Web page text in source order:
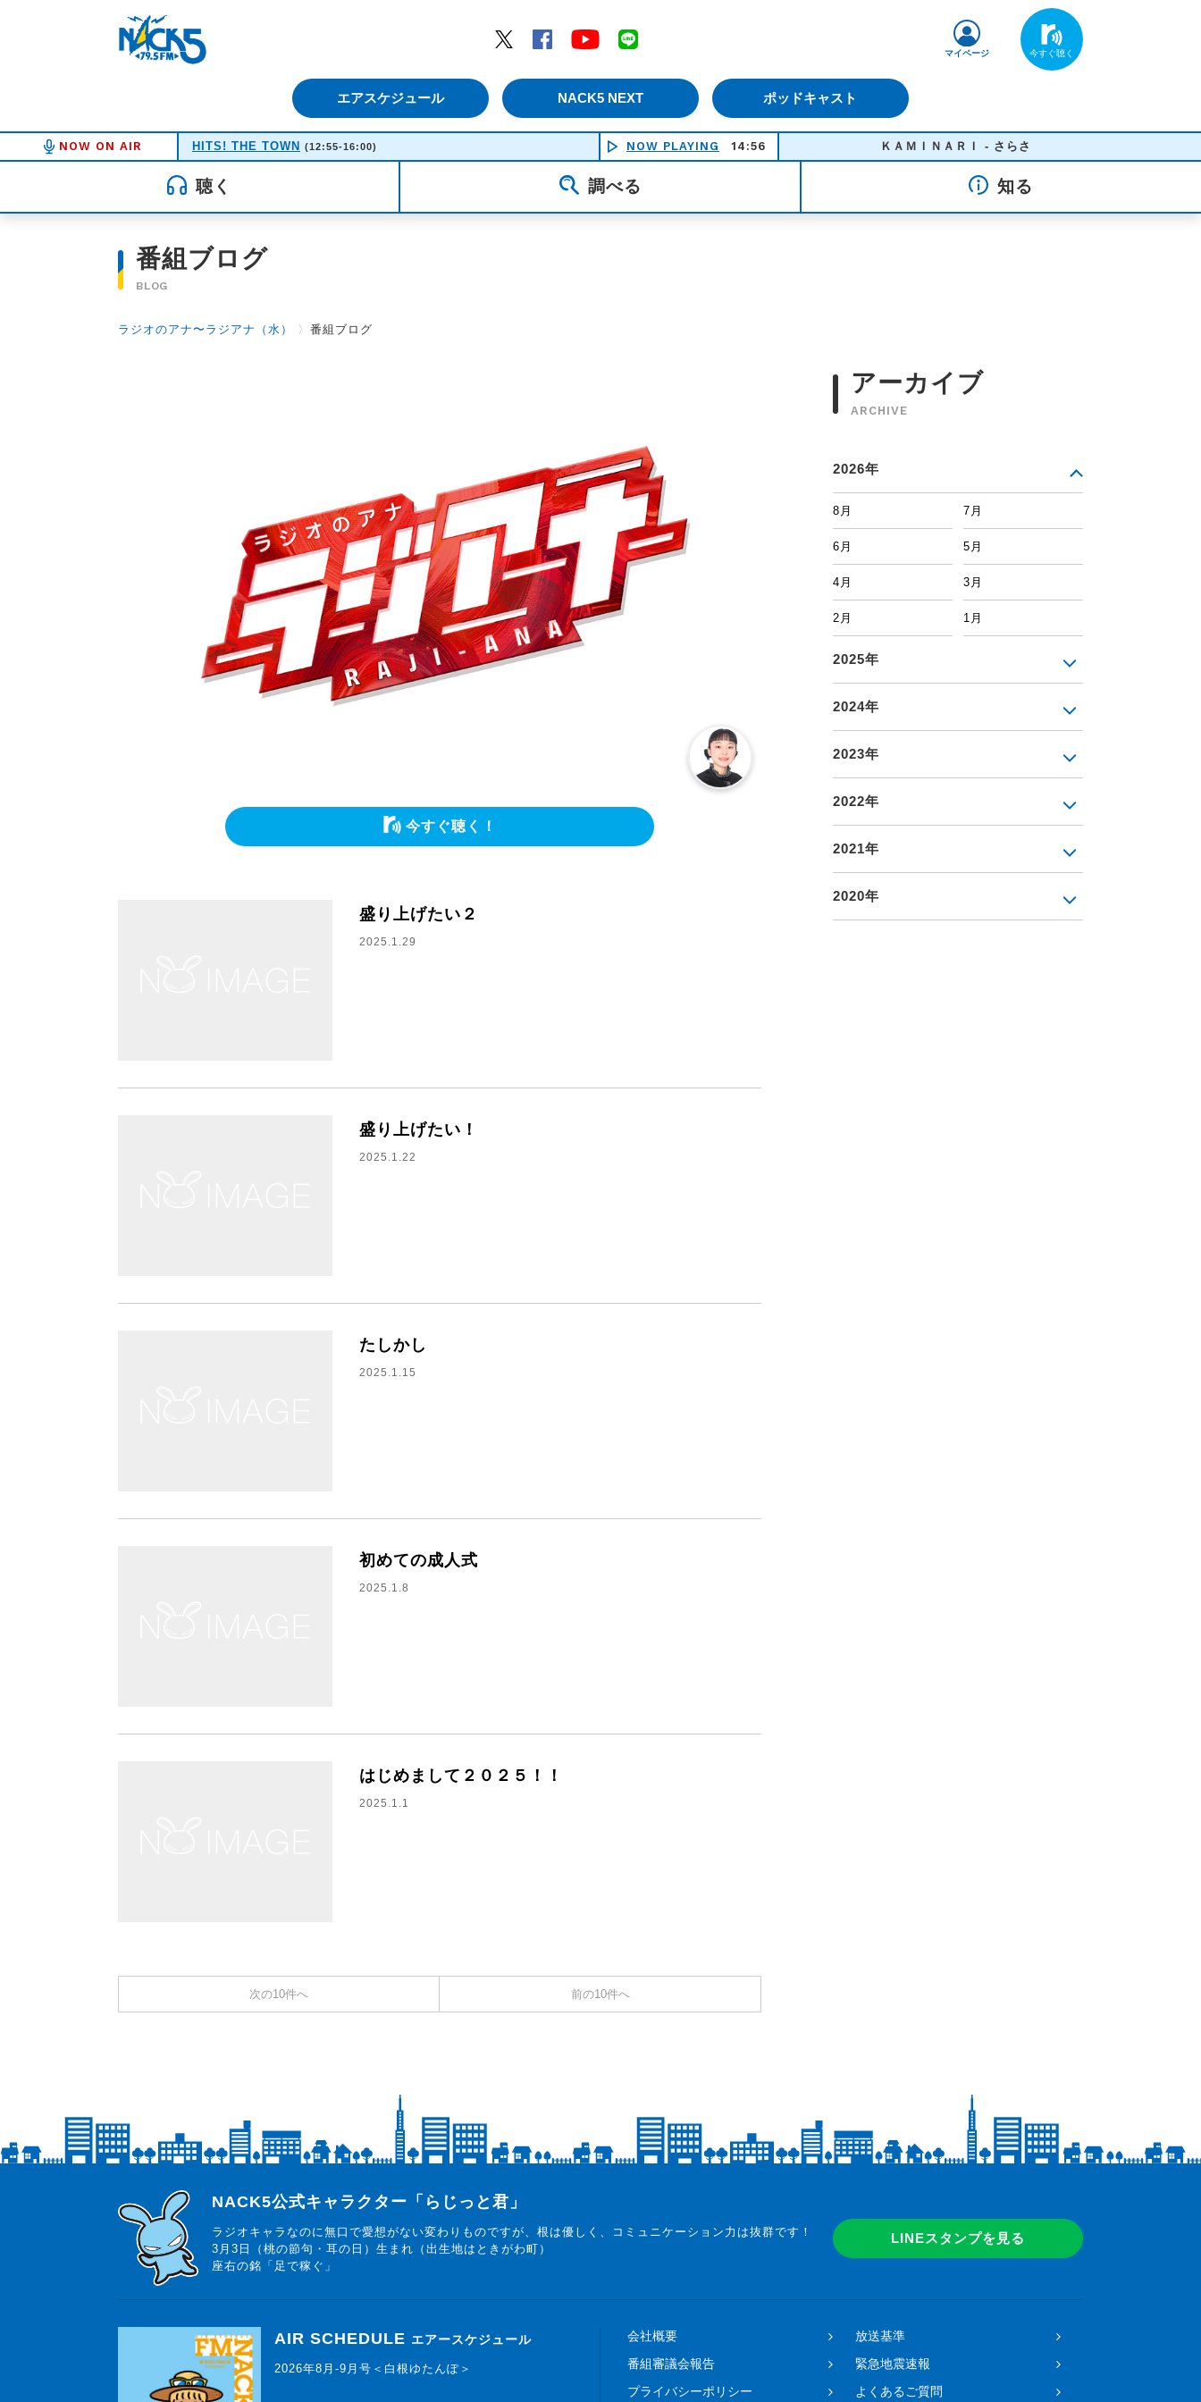
Twitter
Facebook YouTube
エアスケジュール NACK5 NEXT ポッドキャスト
マイページ
NOW ON AIR HITS! THE TOWN (12:55-16:00) NOW PLAYING 14:56 ＫＡＭＩＮＡＲＩ - さらさ
聴く 調べる 知る
番組ブログ
BLOG
ラジオのアナ〜ラジアナ（水） 〉 番組ブログ
今すぐ聴く！
盛り上げたい２
2025.1.29
盛り上げたい！
2025.1.22
たしかし
2025.1.15
初めての成人式
2025.1.8
はじめまして２０２５！！
2025.1.1
次の10件へ 前の10件へ
アーカイブ
ARCHIVE
2026年
8月 7月
6月 5月
4月 3月
2月 1月
2025年
2024年
2023年
2022年
2021年
2020年
らじっと君
NACK5公式キャラクター「らじっと君」
ラジオキャラなのに無口で愛想がない変わりものですが、根は優しく、コミュニケーション力は抜群です！
3月3日（桃の節句・耳の日）生まれ（出生地はときがわ町）
座右の銘「足で稼ぐ」
LINEスタンプを見る
AIR SCHEDULE エアースケジュール
2026年8月-9月号＜白根ゆたんぽ＞
会社概要
放送基準
番組審議会報告
緊急地震速報
プライバシーポリシー
よくあるご質問